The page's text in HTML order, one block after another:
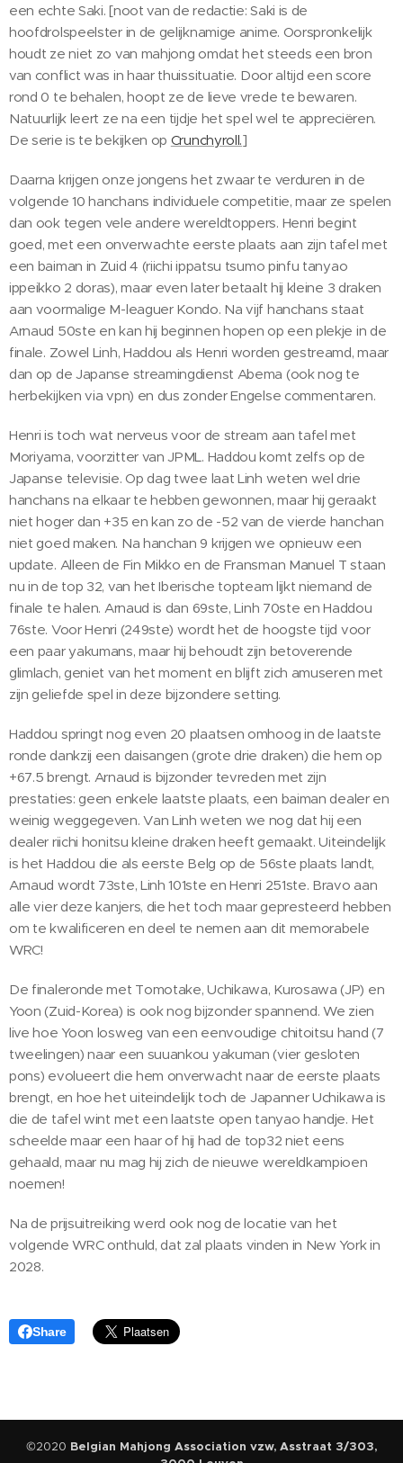
een echte Saki. [noot van de redactie: Saki is de
hoofdrolspeelster in de gelijknamige anime. Oorspronkelijk
houdt ze niet zo van mahjong omdat het steeds een bron
van conflict was in haar thuissituatie. Door altijd een score
rond 0 te behalen, hoopt ze de lieve vrede te bewaren.
Natuurlijk leert ze na een tijdje het spel wel te appreciëren.
De serie is te bekijken op Crunchyroll.]
Daarna krijgen onze jongens het zwaar te verduren in de
volgende 10 hanchans individuele competitie, maar ze spelen
dan ook tegen vele andere wereldtoppers. Henri begint
goed, met een onverwachte eerste plaats aan zijn tafel met
een baiman in Zuid 4 (riichi ippatsu tsumo pinfu tanyao
ippeikko 2 doras), maar even later betaalt hij kleine 3 draken
aan voormalige M-leaguer Kondo. Na vijf hanchans staat
Arnaud 50ste en kan hij beginnen hopen op een plekje in de
finale. Zowel Linh, Haddou als Henri worden gestreamd, maar
dan op de Japanse streamingdienst Abema (ook nog te
herbekijken via vpn) en dus zonder Engelse commentaren.
Henri is toch wat nerveus voor de stream aan tafel met
Moriyama, voorzitter van JPML. Haddou komt zelfs op de
Japanse televisie. Op dag twee laat Linh weten wel drie
hanchans na elkaar te hebben gewonnen, maar hij geraakt
niet hoger dan +35 en kan zo de -52 van de vierde hanchan
niet goed maken. Na hanchan 9 krijgen we opnieuw een
update. Alleen de Fin Mikko en de Fransman Manuel T staan
nu in de top 32, van het Iberische topteam lijkt niemand de
finale te halen. Arnaud is dan 69ste, Linh 70ste en Haddou
76ste. Voor Henri (249ste) wordt het de hoogste tijd voor
een paar yakumans, maar hij behoudt zijn betoverende
glimlach, geniet van het moment en blijft zich amuseren met
zijn geliefde spel in deze bijzondere setting.
Haddou springt nog even 20 plaatsen omhoog in de laatste
ronde dankzij een daisangen (grote drie draken) die hem op
+67.5 brengt. Arnaud is bijzonder tevreden met zijn
prestaties: geen enkele laatste plaats, een baiman dealer en
weinig weggegeven. Van Linh weten we nog dat hij een
dealer riichi honitsu kleine draken heeft gemaakt. Uiteindelijk
is het Haddou die als eerste Belg op de 56ste plaats landt,
Arnaud wordt 73ste, Linh 101ste en Henri 251ste. Bravo aan
alle vier deze kanjers, die het toch maar gepresteerd hebben
om te kwalificeren en deel te nemen aan dit memorabele
WRC!
De finaleronde met Tomotake, Uchikawa, Kurosawa (JP) en
Yoon (Zuid-Korea) is ook nog bijzonder spannend. We zien
live hoe Yoon losweg van een eenvoudige chitoitsu hand (7
tweelingen) naar een suuankou yakuman (vier gesloten
pons) evolueert die hem onverwacht naar de eerste plaats
brengt, en hoe het uiteindelijk toch de Japanner Uchikawa is
die de tafel wint met een laatste open tanyao handje. Het
scheelde maar een haar of hij had de top32 niet eens
gehaald, maar nu mag hij zich de nieuwe wereldkampioen
noemen!
Na de prijsuitreiking werd ook nog de locatie van het
volgende WRC onthuld, dat zal plaats vinden in New York in
2028.
Share
©2020 Belgian Mahjong Association vzw, Asstraat 3/303,